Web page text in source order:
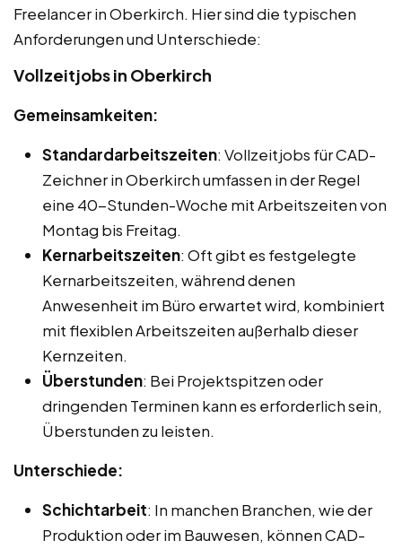
Freelancer in Oberkirch. Hier sind die typischen
Anforderungen und Unterschiede:
Vollzeitjobs in Oberkirch
Gemeinsamkeiten:
Standardarbeitszeiten: Vollzeitjobs für CAD-
Zeichner in Oberkirch umfassen in der Regel
eine 40-Stunden-Woche mit Arbeitszeiten von
Montag bis Freitag.
Kernarbeitszeiten: Oft gibt es festgelegte
Kernarbeitszeiten, während denen
Anwesenheit im Büro erwartet wird, kombiniert
mit flexiblen Arbeitszeiten außerhalb dieser
Kernzeiten.
Überstunden: Bei Projektspitzen oder
dringenden Terminen kann es erforderlich sein,
Überstunden zu leisten.
Unterschiede:
Schichtarbeit: In manchen Branchen, wie der
Produktion oder im Bauwesen, können CAD-